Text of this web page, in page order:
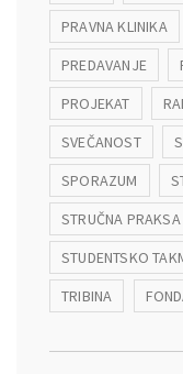
PRAVNA KLINIKA
PREDAVANJE
PROJEKAT
SVEČANOST
SPORAZUM
STRUČNA PRAKSA
STUDENTSKO
TRIBINA